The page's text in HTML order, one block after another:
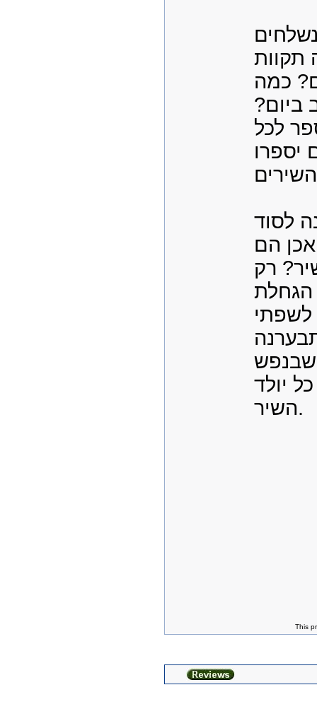
תקוות
כמה
ביום?
לכל
לסוד
הם
רק
יולד
השיר.
This